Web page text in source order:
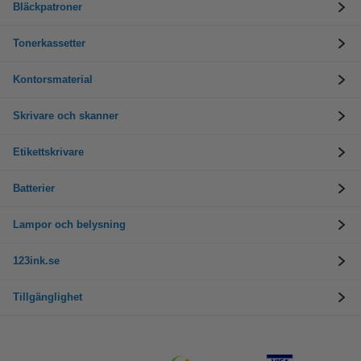
Bläckpatroner
Tonerkassetter
Kontorsmaterial
Skrivare och skanner
Etikettskrivare
Batterier
Lampor och belysning
123ink.se
Tillgänglighet